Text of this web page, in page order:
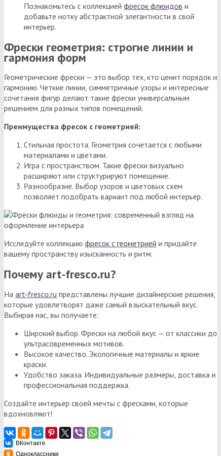
Познакомьтесь с коллекцией фресок флюидов и
добавьте нотку абстрактной элегантности в свой
интерьер.
Фрески геометрия: строгие линии и
гармония форм
Геометрические фрески — это выбор тех, кто ценит порядок и
гармонию. Четкие линии, симметричные узоры и интересные
сочетания фигур делают такие фрески универсальным
решением для разных типов помещений.
Преимущества фресок с геометрией:
Стильная простота. Геометрия сочетается с любыми
материалами и цветами.
Игра с пространством. Такие фрески визуально
расширяют или структурируют помещение.
Разнообразие. Выбор узоров и цветовых схем
позволяет подобрать вариант под любой интерьер.
Исследуйте коллекцию фресок с геометрией и придайте
вашему пространству изысканность и ритм.
Почему art-fresco.ru?
На art-fresco.ru представлены лучшие дизайнерские решения,
которые удовлетворят даже самый взыскательный вкус.
Выбирая нас, вы получаете:
Широкий выбор. Фрески на любой вкус — от классики до
ультрасовременных мотивов.
Высокое качество. Экологичные материалы и яркие
краски.
Удобство заказа. Индивидуальные размеры, доставка и
профессиональная поддержка.
Создайте интерьер своей мечты с фресками, которые
вдохновляют!
ВКонтакте
Одноклассники